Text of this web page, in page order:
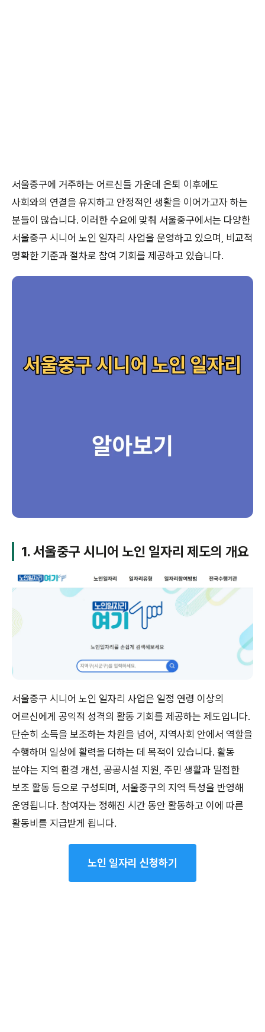
서울중구에 거주하는 어르신들 가운데 은퇴 이후에도
사회와의 연결을 유지하고 안정적인 생활을 이어가고자 하는
분들이 많습니다. 이러한 수요에 맞춰 서울중구에서는 다양한
서울중구 시니어 노인 일자리 사업을 운영하고 있으며, 비교적
명확한 기준과 절차로 참여 기회를 제공하고 있습니다.
1. 서울중구 시니어 노인 일자리 제도의 개요
서울중구 시니어 노인 일자리 사업은 일정 연령 이상의
어르신에게 공익적 성격의 활동 기회를 제공하는 제도입니다.
단순히 소득을 보조하는 차원을 넘어, 지역사회 안에서 역할을
수행하며 일상에 활력을 더하는 데 목적이 있습니다. 활동
분야는 지역 환경 개선, 공공시설 지원, 주민 생활과 밀접한
보조 활동 등으로 구성되며, 서울중구의 지역 특성을 반영해
운영됩니다. 참여자는 정해진 시간 동안 활동하고 이에 따른
활동비를 지급받게 됩니다.
노인 일자리 신청하기